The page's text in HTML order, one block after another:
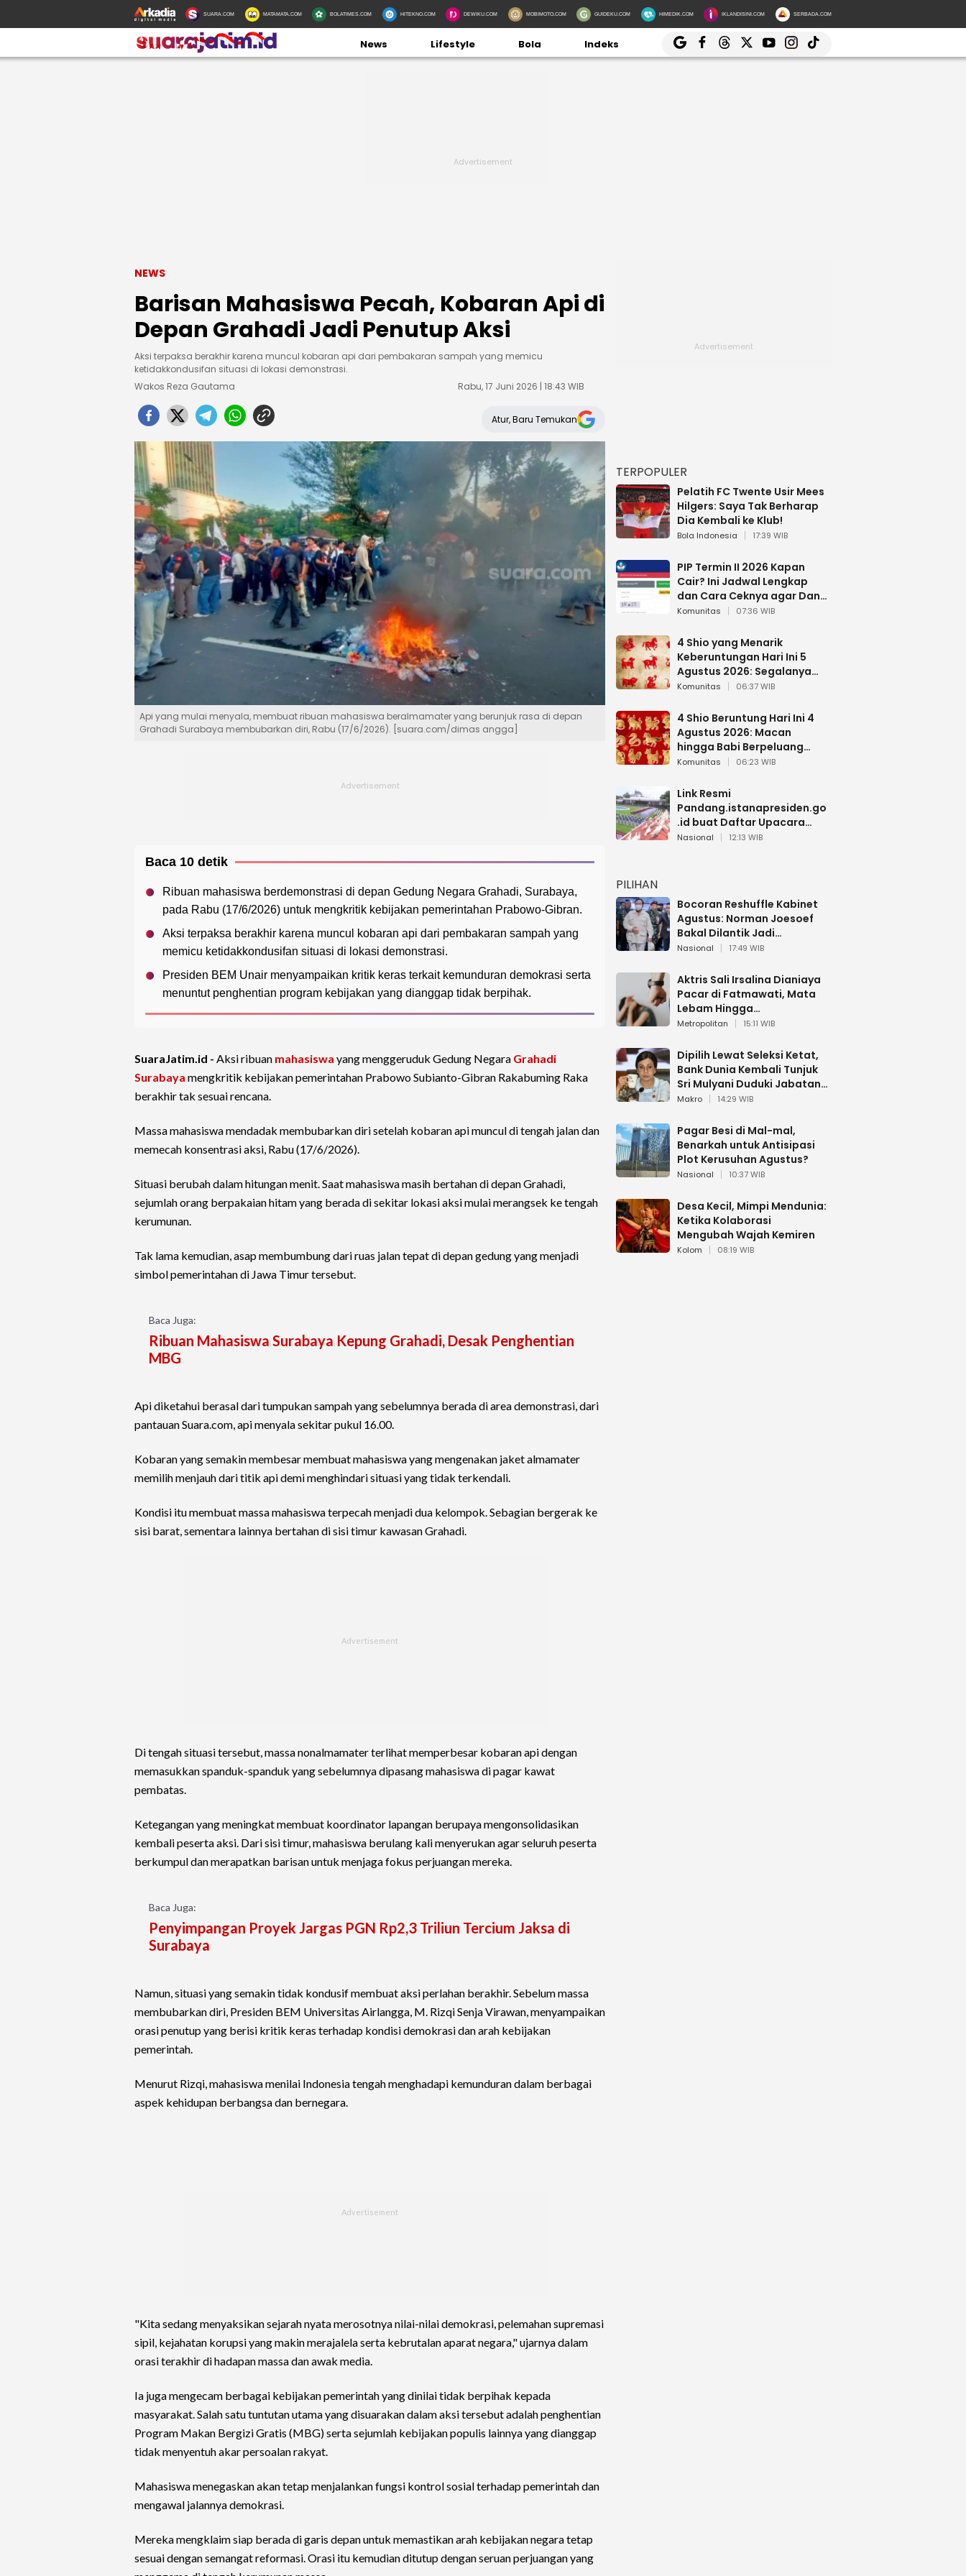
SUARA.COM MATAMATA.COM BOLATIMES.COM HITEKNO.COM DEWIKU.COM MOBIMOTO.COM GUIDEKU.COM HIMEDIK.COM IKLANDISINI.COM SERBADA.COM
News Lifestyle Bola Indeks
NEWS
Barisan Mahasiswa Pecah, Kobaran Api di
Depan Grahadi Jadi Penutup Aksi
Aksi terpaksa berakhir karena muncul kobaran api dari pembakaran sampah yang memicu
ketidakkondusifan situasi di lokasi demonstrasi.
Wakos Reza Gautama
Rabu, 17 Juni 2026 | 18:43 WIB
Atur, Baru Temukan
Api yang mulai menyala, membuat ribuan mahasiswa beralmamater yang berunjuk rasa di depan
Grahadi Surabaya membubarkan diri, Rabu (17/6/2026). [suara.com/dimas angga]
Baca 10 detik
Ribuan mahasiswa berdemonstrasi di depan Gedung Negara Grahadi, Surabaya,
pada Rabu (17/6/2026) untuk mengkritik kebijakan pemerintahan Prabowo-Gibran.
Aksi terpaksa berakhir karena muncul kobaran api dari pembakaran sampah yang
memicu ketidakkondusifan situasi di lokasi demonstrasi.
Presiden BEM Unair menyampaikan kritik keras terkait kemunduran demokrasi serta
menuntut penghentian program kebijakan yang dianggap tidak berpihak.
SuaraJatim.id - Aksi ribuan mahasiswa yang menggeruduk Gedung Negara Grahadi
Surabaya mengkritik kebijakan pemerintahan Prabowo Subianto-Gibran Rakabuming Raka
berakhir tak sesuai rencana.
Massa mahasiswa mendadak membubarkan diri setelah kobaran api muncul di tengah jalan dan
memecah konsentrasi aksi, Rabu (17/6/2026).
Situasi berubah dalam hitungan menit. Saat mahasiswa masih bertahan di depan Grahadi,
sejumlah orang berpakaian hitam yang berada di sekitar lokasi aksi mulai merangsek ke tengah
kerumunan.
Tak lama kemudian, asap membumbung dari ruas jalan tepat di depan gedung yang menjadi
simbol pemerintahan di Jawa Timur tersebut.
Baca Juga:
Ribuan Mahasiswa Surabaya Kepung Grahadi, Desak Penghentian
MBG
Api diketahui berasal dari tumpukan sampah yang sebelumnya berada di area demonstrasi, dari
pantauan Suara.com, api menyala sekitar pukul 16.00.
Kobaran yang semakin membesar membuat mahasiswa yang mengenakan jaket almamater
memilih menjauh dari titik api demi menghindari situasi yang tidak terkendali.
Kondisi itu membuat massa mahasiswa terpecah menjadi dua kelompok. Sebagian bergerak ke
sisi barat, sementara lainnya bertahan di sisi timur kawasan Grahadi.
Di tengah situasi tersebut, massa nonalmamater terlihat memperbesar kobaran api dengan
memasukkan spanduk-spanduk yang sebelumnya dipasang mahasiswa di pagar kawat
pembatas.
Ketegangan yang meningkat membuat koordinator lapangan berupaya mengonsolidasikan
kembali peserta aksi. Dari sisi timur, mahasiswa berulang kali menyerukan agar seluruh peserta
berkumpul dan merapatkan barisan untuk menjaga fokus perjuangan mereka.
Baca Juga:
Penyimpangan Proyek Jargas PGN Rp2,3 Triliun Tercium Jaksa di
Surabaya
Namun, situasi yang semakin tidak kondusif membuat aksi perlahan berakhir. Sebelum massa
membubarkan diri, Presiden BEM Universitas Airlangga, M. Rizqi Senja Virawan, menyampaikan
orasi penutup yang berisi kritik keras terhadap kondisi demokrasi dan arah kebijakan
pemerintah.
Menurut Rizqi, mahasiswa menilai Indonesia tengah menghadapi kemunduran dalam berbagai
aspek kehidupan berbangsa dan bernegara.
"Kita sedang menyaksikan sejarah nyata merosotnya nilai-nilai demokrasi, pelemahan supremasi
sipil, kejahatan korupsi yang makin merajalela serta kebrutalan aparat negara," ujarnya dalam
orasi terakhir di hadapan massa dan awak media.
Ia juga mengecam berbagai kebijakan pemerintah yang dinilai tidak berpihak kepada
masyarakat. Salah satu tuntutan utama yang disuarakan dalam aksi tersebut adalah penghentian
Program Makan Bergizi Gratis (MBG) serta sejumlah kebijakan populis lainnya yang dianggap
tidak menyentuh akar persoalan rakyat.
Mahasiswa menegaskan akan tetap menjalankan fungsi kontrol sosial terhadap pemerintah dan
mengawal jalannya demokrasi.
Mereka mengklaim siap berada di garis depan untuk memastikan arah kebijakan negara tetap
sesuai dengan semangat reformasi. Orasi itu kemudian ditutup dengan seruan perjuangan yang
TERPOPULER
Pelatih FC Twente Usir Mees
Hilgers: Saya Tak Berharap
Dia Kembali ke Klub!
Bola Indonesia 17:39 WIB
PIP Termin II 2026 Kapan
Cair? Ini Jadwal Lengkap
dan Cara Ceknya agar Dana
Tidak Hangus!
Komunitas 07:36 WIB
4 Shio yang Menarik
Keberuntungan Hari Ini 5
Agustus 2026: Segalanya
Berjalan Lancar
Komunitas 06:37 WIB
4 Shio Beruntung Hari Ini 4
Agustus 2026: Macan
hingga Babi Berpeluang
Dapat Kabar Baik
Komunitas 06:23 WIB
Link Resmi
Pandang.istanapresiden.go
.id buat Daftar Upacara
Bendera HUT RI di Istana
Nasional 12:13 WIB
PILIHAN
Bocoran Reshuffle Kabinet
Agustus: Norman Joesoef
Bakal Dilantik Jadi
Wamenhan RI
Nasional 17:49 WIB
Aktris Sali Irsalina Dianiaya
Pacar di Fatmawati, Mata
Lebam Hingga
Diselamatkan Polantas
Metropolitan 15:11 WIB
Dipilih Lewat Seleksi Ketat,
Bank Dunia Kembali Tunjuk
Sri Mulyani Duduki Jabatan
Strategis
Makro 14:29 WIB
Pagar Besi di Mal-mal,
Benarkah untuk Antisipasi
Plot Kerusuhan Agustus?
Nasional 10:37 WIB
Desa Kecil, Mimpi Mendunia:
Ketika Kolaborasi
Mengubah Wajah Kemiren
Kolom 08:19 WIB